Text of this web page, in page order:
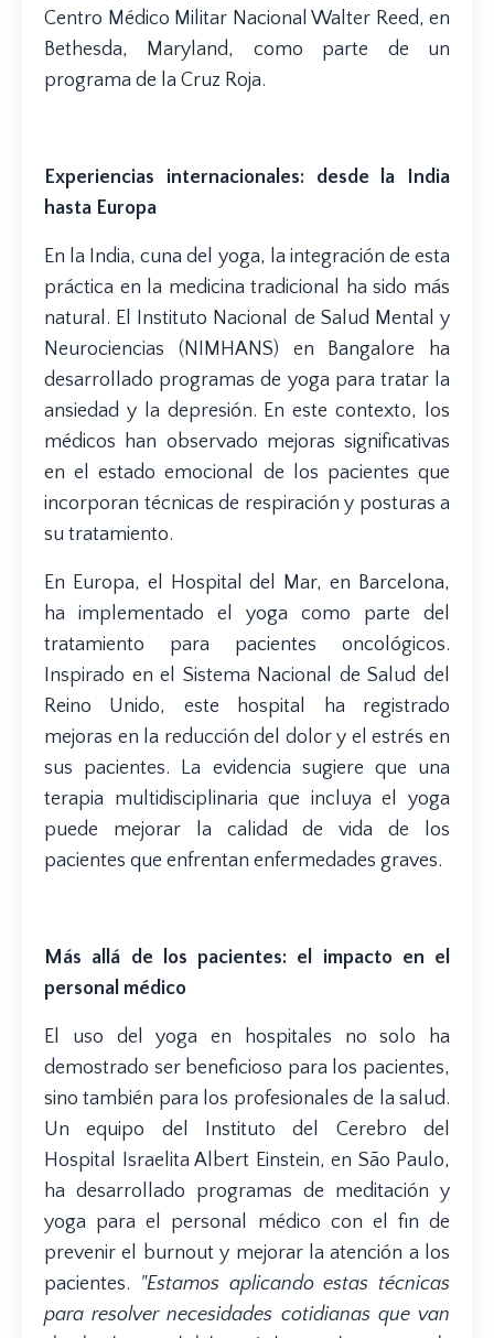
Centro Médico Militar Nacional Walter Reed, en
Bethesda, Maryland, como parte de un
programa de la Cruz Roja.
Experiencias internacionales: desde la India
hasta Europa
En la India, cuna del yoga, la integración de esta
práctica en la medicina tradicional ha sido más
natural. El Instituto Nacional de Salud Mental y
Neurociencias (NIMHANS) en Bangalore ha
desarrollado programas de yoga para tratar la
ansiedad y la depresión. En este contexto, los
médicos han observado mejoras significativas
en el estado emocional de los pacientes que
incorporan técnicas de respiración y posturas a
su tratamiento.
En Europa, el Hospital del Mar, en Barcelona,
ha implementado el yoga como parte del
tratamiento para pacientes oncológicos.
Inspirado en el Sistema Nacional de Salud del
Reino Unido, este hospital ha registrado
mejoras en la reducción del dolor y el estrés en
sus pacientes. La evidencia sugiere que una
terapia multidisciplinaria que incluya el yoga
puede mejorar la calidad de vida de los
pacientes que enfrentan enfermedades graves.
Más allá de los pacientes: el impacto en el
personal médico
El uso del yoga en hospitales no solo ha
demostrado ser beneficioso para los pacientes,
sino también para los profesionales de la salud.
Un equipo del Instituto del Cerebro del
Hospital Israelita Albert Einstein, en São Paulo,
ha desarrollado programas de meditación y
yoga para el personal médico con el fin de
prevenir el burnout y mejorar la atención a los
pacientes. "Estamos aplicando estas técnicas
para resolver necesidades cotidianas que van